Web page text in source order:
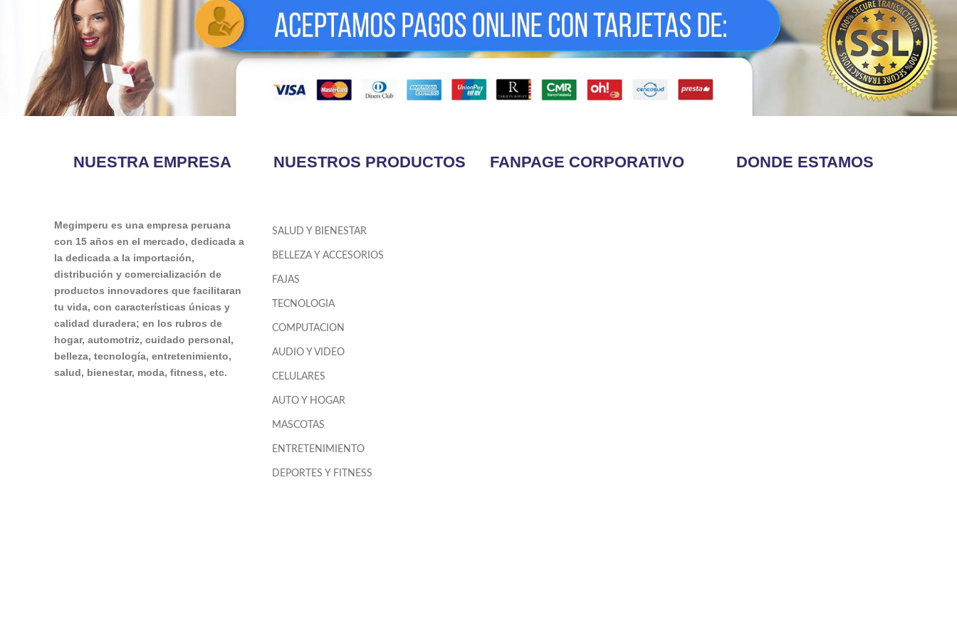
NUESTRA EMPRESA
Megimperu es una empresa peruana
con 15 años en el mercado, dedicada a
la dedicada a la importación,
distribución y comercialización de
productos innovadores que facilitaran
tu vida, con características únicas y
calidad duradera; en los rubros de
hogar, automotriz, cuidado personal,
belleza, tecnología, entretenimiento,
salud, bienestar, moda, fitness, etc.
NUESTROS PRODUCTOS
SALUD Y BIENESTAR
BELLEZA Y ACCESORIOS
FAJAS
TECNOLOGIA
COMPUTACION
AUDIO Y VIDEO
CELULARES
AUTO Y HOGAR
MASCOTAS
ENTRETENIMIENTO
DEPORTES Y FITNESS
FANPAGE CORPORATIVO DONDE ESTAMOS